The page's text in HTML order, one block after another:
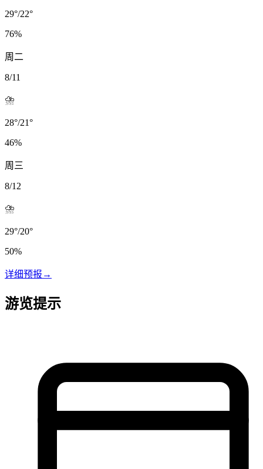
29°/22°
76%
周二
8/11
⛈️
28°/21°
46%
周三
8/12
⛈️
29°/20°
50%
详细预报 →
游览提示